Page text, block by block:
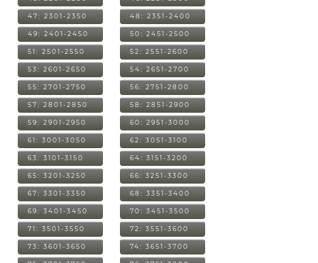
47: 2301-2350 48: 2351-2400
49: 2401-2450 50: 2451-2500
51: 2501-2550 52: 2551-2600
53: 2601-2650 54: 2651-2700
55: 2701-2750 56: 2751-2800
57: 2801-2850 58: 2851-2900
59: 2901-2950 60: 2951-3000
61: 3001-3050 62: 3051-3100
63: 3101-3150 64: 3151-3200
65: 3201-3250 66: 3251-3300
67: 3301-3350 68: 3351-3400
69: 3401-3450 70: 3451-3500
71: 3501-3550 72: 3551-3600
73: 3601-3650 74: 3651-3700